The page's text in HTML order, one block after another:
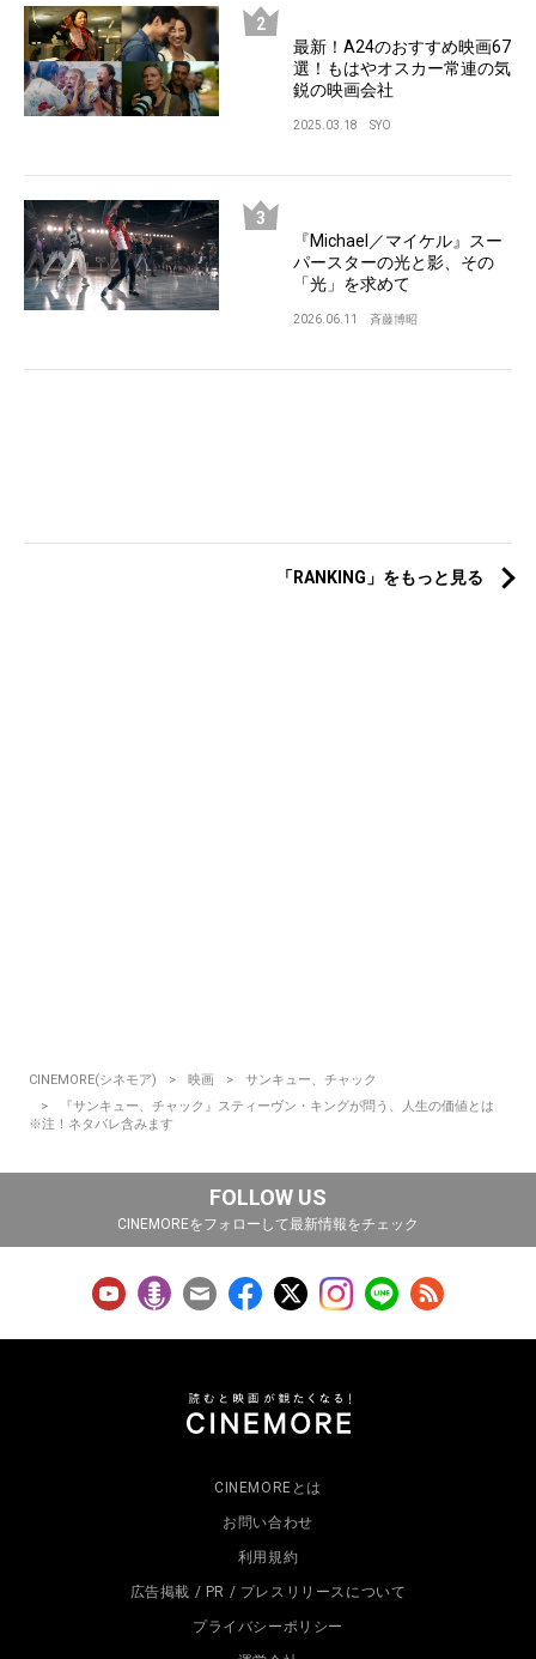
最新！A24のおすすめ映画67
選！もはやオスカー常連の気
鋭の映画会社
2025.03.18 SYO
『Michael／マイケル』スー
パースターの光と影、その
「光」を求めて
2026.06.11 斉藤博昭
「RANKING」をもっと見る
CINEMORE(シネモア) 映画
サンキュー、チャック
『サンキュー、チャック』スティーヴン・キングが問う、人生の価値とは
※注！ネタバレ含みます
FOLLOW US
CINEMOREをフォローして最新情報をチェック
CINEMOREとは
お問い合わせ
利用規約
広告掲載 / PR / プレスリリースについて
プライバシーポリシー